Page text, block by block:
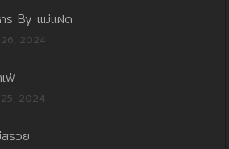
าร By แม่แฝด
26, 2024
ฟ่
25, 2024
รวย